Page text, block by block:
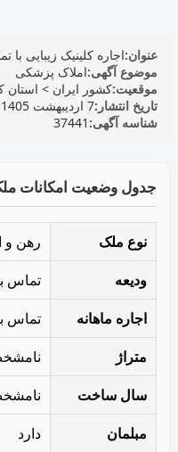
عنوان:اجاره کلینیک زیبایی
موضوع آگهی:املاک پزشکی
موقعیت:کشور ایران > استان
تاریخ انتشار:7 اردیبهشت 1405
شناسه آگهی: 37441
جدول وضعیت امکانات
نوع ملک
رهن و
ودیعه
تماس
اجاره ماهانه
تماس
متراژ
سال ساخت
مبلمان
دارد